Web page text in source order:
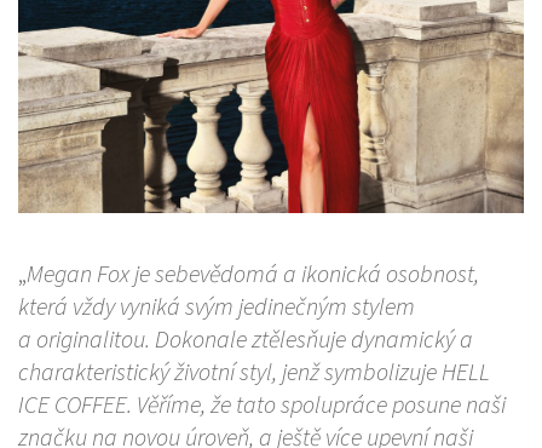
„Megan Fox je sebevědomá a ikonická osobnost,
která vždy vyniká svým jedinečným stylem
a originalitou. Dokonale ztělesňuje dynamický a
charakteristický životní styl, jenž symbolizuje HELL
ICE COFFEE. Věříme, že tato spolupráce posune naši
značku na novou úroveň, a ještě více upevní naši